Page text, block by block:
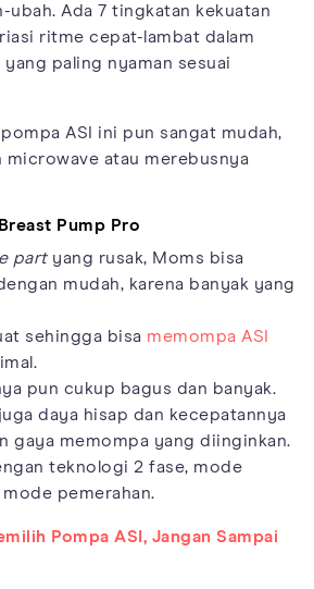
ubah. Ada 7 tingkatan kekuatan
ritme cepat-lambat dalam
yang paling nyaman sesuai
ASI ini pun sangat mudah,
microwave atau merebusnya
Pump Pro
partyang rusak, Moms bisa
mudah, karena banyak yang
sehingga bisa memompa ASI
pun cukup bagus dan banyak.
daya hisap dan kecepatannya
gaya memompa yang diinginkan.
teknologi 2 fase, mode
pemerahan.
Pompa ASI, Jangan Sampai